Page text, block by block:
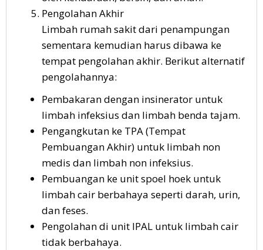
Pengolahan Akhir
Limbah rumah sakit dari penampungan
sementara kemudian harus dibawa ke
tempat pengolahan akhir. Berikut alternatif
pengolahannya:
Pembakaran dengan insinerator untuk
limbah infeksius dan limbah benda tajam.
Pengangkutan ke TPA (Tempat
Pembuangan Akhir) untuk limbah non
medis dan limbah non infeksius.
Pembuangan ke unit spoel hoek untuk
limbah cair berbahaya seperti darah, urin,
dan feses.
Pengolahan di unit IPAL untuk limbah cair
tidak berbahaya.